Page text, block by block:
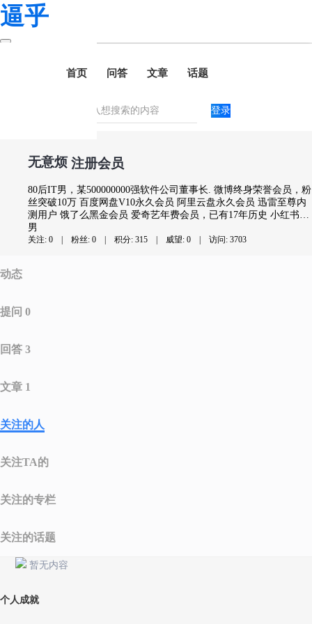
逼乎
首页 问答 文章 话题
登录
无意烦注册会员
80后IT男，某500000000强软件公司董事长. 微博终身荣誉会员，粉
丝突破10万 百度网盘V10永久会员 阿里云盘永久会员 迅雷至尊内
测用户 饿了么黑金会员 爱奇艺年费会员，已有17年历史 小红书高
质量作者称号兼VIP 抖音直播热榜Top500. 淘宝十大买家之首，开
销金额高达7亿！ 连续10年蝉联“优秀个人钢琴演奏会”称号 逼乎新
男
关注: 0 | 粉丝: 0 | 积分: 315 | 威望: 0 | 访问: 3703
动态
提问 0
回答 3
文章 1
关注的人
关注TA的
关注的专栏
关注的话题
暂无内容
个人成就